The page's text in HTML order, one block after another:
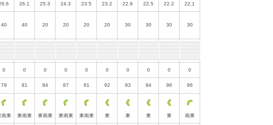
26.1 25.3 24.3 23.5 23.2 22.9 22.5 22.2 22.1
40 40 20 20 20 20 30 30 30 30
0 0 0 0 0 0 0 0 0 0
79 81 84 87 91 92 93 94 96 96
南東 東南東 東南東 東南東 東南東 東 東 東 東 南東